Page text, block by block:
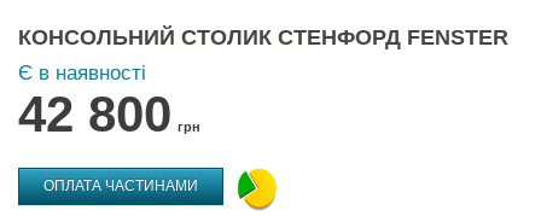
КОНСОЛЬНИЙ СТОЛИК СТЕНФОРД FENSTER
Є в наявності
42 800 грн
ОПЛАТА ЧАСТИНАМИ